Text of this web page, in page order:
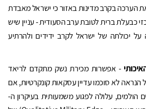
הערכה בקרב מדינות באזור כי ישראל מאבדת
כבעלת ברית לטובת ערב הסעודית - עניין שיש
על יכולתה של ישראל לקרב ידידים ולהרתיע
- אפשרות מכירת נשק מתקדם לריאד
הנראה לא סוכמו עדיין עסקאות קונקרטיות, אם
הולמים, עלולה לפגוע משמעותית בעיקרון ה-